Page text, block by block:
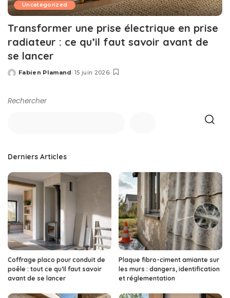
Uncategorized
Transformer une prise électrique en prise
radiateur : ce qu’il faut savoir avant de
se lancer
Posted
Fabien Plamand 15 juin 2026
Rechercher
Derniers Articles
Coffrage placo pour conduit de
poêle : tout ce qu’il faut savoir
avant de se lancer
Plaque fibro-ciment amiante sur
les murs : dangers, identification
et réglementation